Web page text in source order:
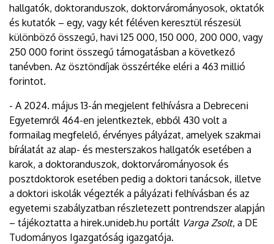
hallgatók, doktoranduszok, doktorvárományosok, oktatók
és kutatók – egy, vagy két féléven keresztül részesül
különböző összegű, havi 125 000, 150 000, 200 000, vagy
250 000 forint összegű támogatásban a következő
tanévben. Az ösztöndíjak összértéke eléri a 463 millió
forintot.
- A 2024. május 13-án megjelent felhívásra a Debreceni
Egyetemről 464-en jelentkeztek, ebből 430 volt a
formailag megfelelő, érvényes pályázat, amelyek szakmai
bírálatát az alap- és mesterszakos hallgatók esetében a
karok, a doktoranduszok, doktorvárományosok és
posztdoktorok esetében pedig a doktori tanácsok, illetve
a doktori iskolák végezték a pályázati felhívásban és az
egyetemi szabályzatban részletezett pontrendszer alapján
– tájékoztatta a hirek.unideb.hu portált Varga Zsolt, a DE
Tudományos Igazgatóság igazgatója.